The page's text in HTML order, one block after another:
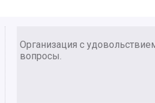
Организация с
вопросы.